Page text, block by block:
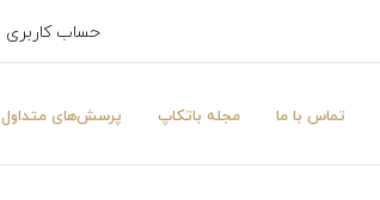
حساب کاربری
تماس با ما مجله باتکاپ پرسش‌های متداول